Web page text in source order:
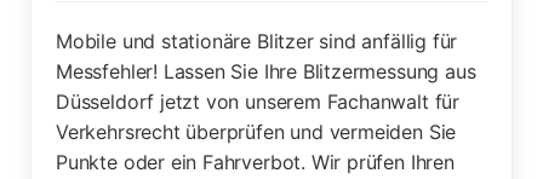
Köln - Riehler Straße
Mobile und stationäre Blitzer sind anfällig für
Messfehler! Lassen Sie Ihre Blitzermessung aus
Düsseldorf jetzt von unserem Fachanwalt für
Verkehrsrecht überprüfen und vermeiden Sie
Punkte oder ein Fahrverbot. Wir prüfen Ihren